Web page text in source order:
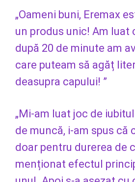
„Oameni buni, Eremax
un produs unic! Am luat
după 20 de minute am
care puteam să agăț
deasupra capului! ”
„Mi-am luat joc de
de muncă, i-am spus că
doar pentru durerea de
menționat efectul